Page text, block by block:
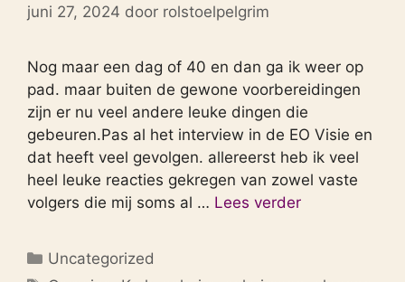
juni 27, 2024 door rolstoelpelgrim
Nog maar een dag of 40 en dan ga ik weer op
pad. maar buiten de gewone voorbereidingen
zijn er nu veel andere leuke dingen die
gebeuren.Pas al het interview in de EO Visie en
dat heeft veel gevolgen. allereerst heb ik veel
heel leuke reacties gekregen van zowel vaste
volgers die mij soms al … Lees verder
Categorieën
Uncategorized